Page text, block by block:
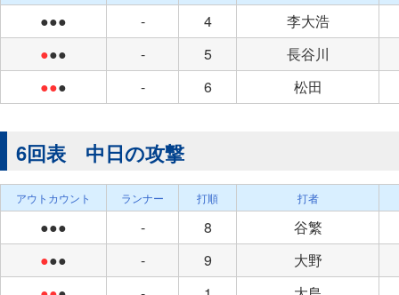
●●● - 4
李大浩
●●● - 5
長谷川
●●● - 6 松田
6回表 中日の攻撃
アウトカウント ランナー 打順 打者
●●● - 8
谷繁
●●● - 9
大野